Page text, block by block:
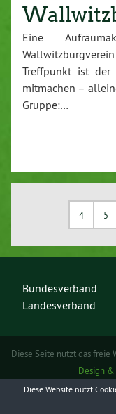
Eine
Treffpunkt ist der
mitmachen –
Gruppe:…
4 5
Bundesverband
Landesverband
Diese Seite nutzt das freie
Design
Diese Website nutzt